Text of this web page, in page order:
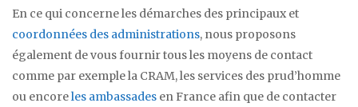
En ce qui concerne les démarches des principaux et
coordonnées des administrations, nous proposons
également de vous fournir tous les moyens de contact
comme par exemple la CRAM, les services des prud’homme
ou encoreles ambassades en France afin que de contacter